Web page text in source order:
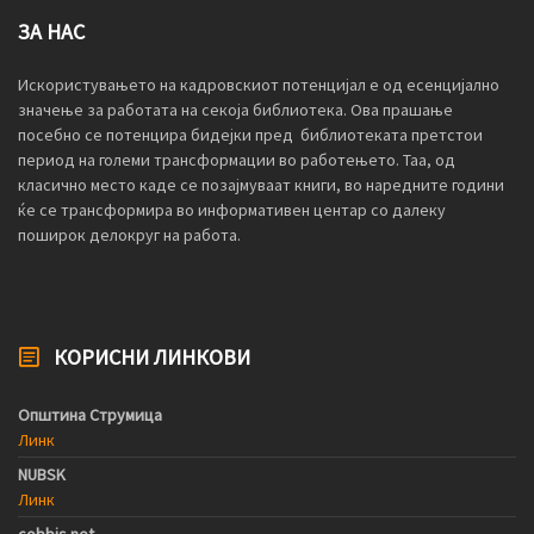
ЗА НАС
Искористувањето на кадровскиот потенцијал е од есенцијално
значење за работата на секоја библиотека. Ова прашање
посебно се потенцира бидејки пред библиотеката претстои
период на големи трансформации во работењето. Таа, од
класично место каде се позајмуваат книги, во наредните години
ќе се трансформира во информативен центар со далеку
поширок делокруг на работа.
КОРИСНИ ЛИНКОВИ
Општина Струмица
Линк
NUBSK
Линк